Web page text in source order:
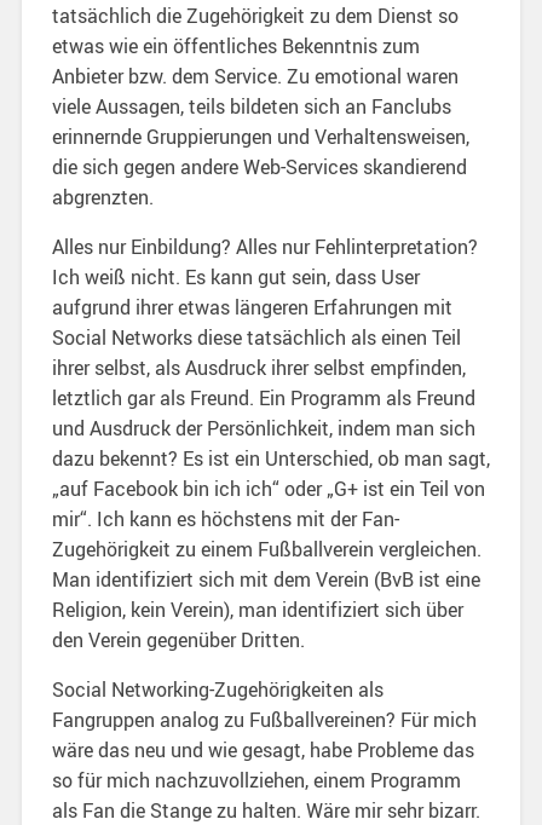
tatsächlich die Zugehörigkeit zu dem Dienst so
etwas wie ein öffentliches Bekenntnis zum
Anbieter bzw. dem Service. Zu emotional waren
viele Aussagen, teils bildeten sich an Fanclubs
erinnernde Gruppierungen und Verhaltensweisen,
die sich gegen andere Web-Services skandierend
abgrenzten.
Alles nur Einbildung? Alles nur Fehlinterpretation?
Ich weiß nicht. Es kann gut sein, dass User
aufgrund ihrer etwas längeren Erfahrungen mit
Social Networks diese tatsächlich als einen Teil
ihrer selbst, als Ausdruck ihrer selbst empfinden,
letztlich gar als Freund. Ein Programm als Freund
und Ausdruck der Persönlichkeit, indem man sich
dazu bekennt? Es ist ein Unterschied, ob man sagt,
„auf Facebook bin ich ich“ oder „G+ ist ein Teil von
mir“. Ich kann es höchstens mit der Fan-
Zugehörigkeit zu einem Fußballverein vergleichen.
Man identifiziert sich mit dem Verein (BvB ist eine
Religion, kein Verein), man identifiziert sich über
den Verein gegenüber Dritten.
Social Networking-Zugehörigkeiten als
Fangruppen analog zu Fußballvereinen? Für mich
wäre das neu und wie gesagt, habe Probleme das
so für mich nachzuvollziehen, einem Programm
als Fan die Stange zu halten. Wäre mir sehr bizarr.